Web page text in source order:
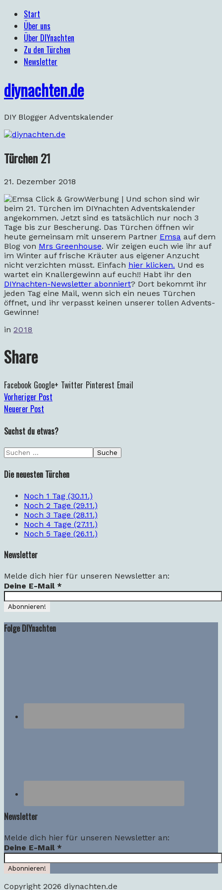
Start
Über uns
Über DIYnachten
Zu den Türchen
Newsletter
diynachten.de
DIY Blogger Adventskalender
Türchen 21
21. Dezember 2018
Werbung | Und schon sind wir
beim 21. Türchen im DIYnachten Adventskalender
angekommen. Jetzt sind es tatsächlich nur noch 3
Tage bis zur Bescherung. Das Türchen öffnen wir
heute gemeinsam mit unserem Partner Emsa auf dem
Blog von Mrs Greenhouse. Wir zeigen euch wie ihr auf
im Winter auf frische Kräuter aus eigener Anzucht
nicht verzichten müsst. Einfach hier klicken. Und es
wartet ein Knallergewinn auf euch!! Habt ihr den
DIYnachten-Newsletter abonniert? Dort bekommt ihr
jeden Tag eine Mail, wenn sich ein neues Türchen
öffnet, und ihr verpasst keinen unserer tollen Advents-
Gewinne!
in 2018
Share
Facebook Google+ Twitter Pinterest Email
Vorheriger Post
Neuerer Post
Suchst du etwas?
Die neuesten Türchen
Noch 1 Tag (30.11.)
Noch 2 Tage (29.11.)
Noch 3 Tage (28.11.)
Noch 4 Tage (27.11.)
Noch 5 Tage (26.11.)
Newsletter
Melde dich hier für unseren Newsletter an:
Deine E-Mail *
Folge DIYnachten
Newsletter
Melde dich hier für unseren Newsletter an:
Deine E-Mail *
Copyright 2026 diynachten.de